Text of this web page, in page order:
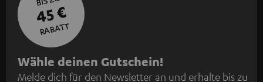
45 €
RABATT
N
Wähle deinen Gutschein!
Melde dich für den Newsletter an und erhalte bis zu